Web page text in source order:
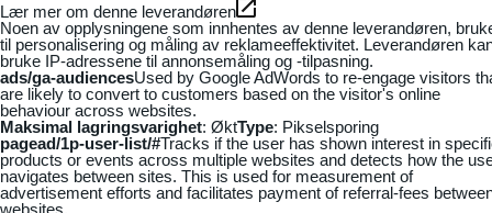
Lær mer om denne leverandøren
Noen av opplysningene som innhentes av denne leverandøren,
til personalisering og måling av reklameeffektivitet. Leverandøren
bruke IP-adressene til annonsemåling og -tilpasning.
ads/ga-audiencesUsed by Google AdWords to re-engage visitors
are likely to convert to customers based on the visitor's online
behaviour across websites.
Maksimal lagringsvarighet: ØktType: Pikselsporing
pagead/1p-user-list/#Tracks if the user has shown interest in
products or events across multiple websites and detects how the
navigates between sites. This is used for measurement of
advertisement efforts and facilitates payment of referral-fees
websites.